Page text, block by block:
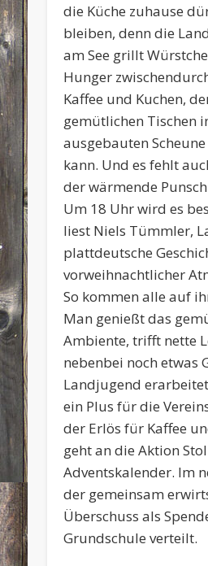
die Küche zuhause
bleiben, denn die
am See grillt
Hunger
Kaffee und Kuchen,
gemütlichen Tischen
ausgebauten
kann. Und es fehlt
der wärmende
Um 18 Uhr wird es
liest Niels Tümmler,
plattdeutsche
vorweihnachtlicher
So kommen alle auf
Man genießt das
Ambiente, trifft nette
nebenbei noch etwas
Landjugend
ein Plus für die
der Erlös für Kaffee
geht an die Aktion
Adventskalender. Im
der gemeinsam
Überschuss als
Grundschule verteilt.